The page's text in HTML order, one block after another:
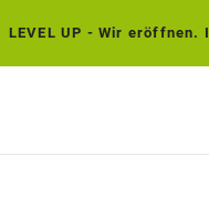
LEVEL UP - Wir eröffnen.